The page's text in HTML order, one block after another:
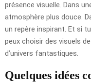
présence visuelle. Dans
atmosphère plus douce.
un repère inspirant. Et si
peux choisir des visuels
d’univers fantastiques.
Quelques idées